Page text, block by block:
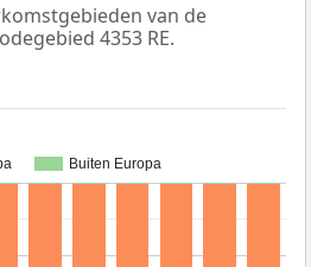
van de
4353 RE.
Buiten Europa